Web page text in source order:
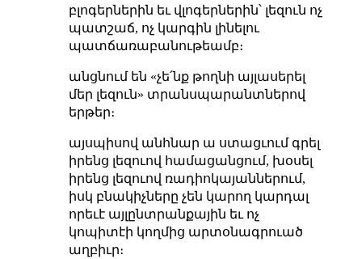
բլոգերներին եւ վլոգերներին՝ լեզուն ոչ
պատշաճ, ոչ կարգին լինելու
պատճառաբանութեամբ։
անցնում են «չե՛նք թողնի այլասերել
մեր լեզուն» տրանսպարանտներով
երթեր։
այսպիսով անհնար ա ստացւում գրել
իրենց լեզուով համացանցում, խօսել
իրենց լեզուով ռադիոկայաններում,
իսկ բնակիչները չեն կարող կարդալ
որեւէ այլընտրանքային եւ ոչ
կոպիտէի կողմից արտօնագրուած
աղբիւր։